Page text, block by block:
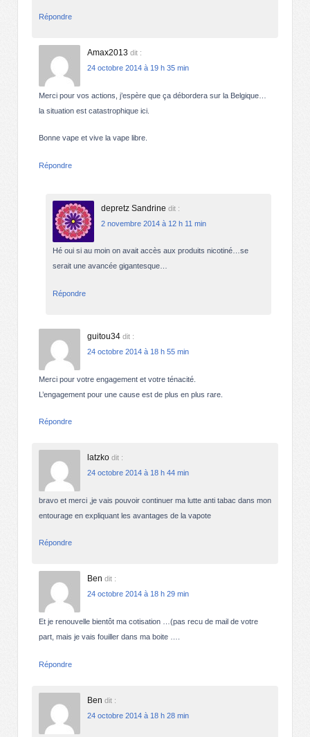
Répondre
Amax2013 dit :
24 octobre 2014 à 19 h 35 min
Merci pour vos actions, j’espère que ça débordera sur la Belgique…
la situation est catastrophique ici.
Bonne vape et vive la vape libre.
Répondre
depretz Sandrine dit :
2 novembre 2014 à 12 h 11 min
Hé oui si au moin on avait accès aux produits nicotiné…se
serait une avancée gigantesque…
Répondre
guitou34 dit :
24 octobre 2014 à 18 h 55 min
Merci pour votre engagement et votre ténacité.
L’engagement pour une cause est de plus en plus rare.
Répondre
latzko dit :
24 octobre 2014 à 18 h 44 min
bravo et merci ,je vais pouvoir continuer ma lutte anti tabac dans mon
entourage en expliquant les avantages de la vapote
Répondre
Ben dit :
24 octobre 2014 à 18 h 29 min
Et je renouvelle bientôt ma cotisation …(pas recu de mail de votre
part, mais je vais fouiller dans ma boite ….
Répondre
Ben dit :
24 octobre 2014 à 18 h 28 min